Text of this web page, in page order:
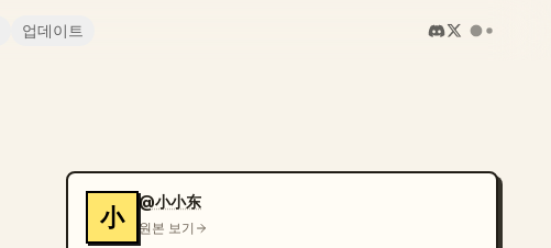
업데이트
小
@小小东
원본 보기